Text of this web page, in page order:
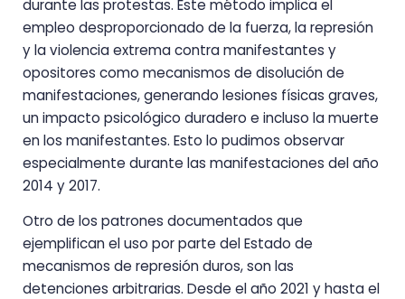
durante las protestas. Este método implica el
empleo desproporcionado de la fuerza, la represión
y la violencia extrema contra manifestantes y
opositores como mecanismos de disolución de
manifestaciones, generando lesiones físicas graves,
un impacto psicológico duradero e incluso la muerte
en los manifestantes. Esto lo pudimos observar
especialmente durante las manifestaciones del año
2014 y 2017.
Otro de los patrones documentados que
ejemplifican el uso por parte del Estado de
mecanismos de represión duros, son las
detenciones arbitrarias. Desde el año 2021 y hasta el